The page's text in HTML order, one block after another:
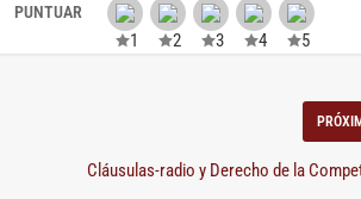
Cláusulas-radio y Derecho de la